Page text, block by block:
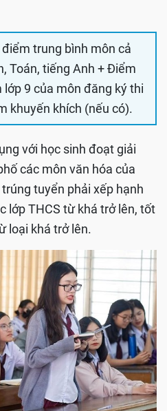
điểm trung bình môn cả
Toán, tiếng Anh + Điểm
9 của môn đăng ký thi
khuyến khích (nếu có).
với học sinh đoạt giải
các môn văn hóa của
tuyển phải xếp hạnh
lớp THCS từ khá trở lên, tốt
loại khá trở lên.